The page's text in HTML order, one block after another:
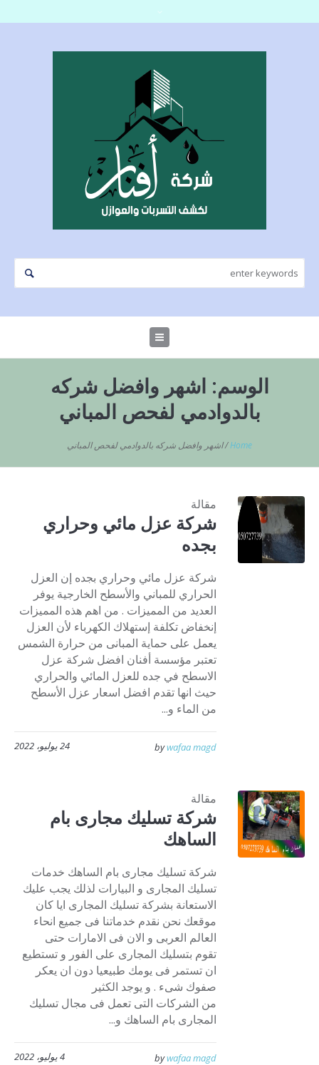
الوسم: اشهر وافضل شركه
بالدوادمي لفحص المباني
Home
/اشهر وافضل شركه بالدوادمي لفحص المباني
مقالة
شركة عزل مائي وحراري
بجده
شركة عزل مائي وحراري بجده إن العزل
الحراري للمباني والأسطح الخارجية يوفر
العديد من المميزات . من اهم هذه المميزات
إنخفاض تكلفة إستهلاك الكهرباء لأن العزل
يعمل على حماية المبانى من حرارة الشمس
تعتبر مؤسسة أفنان افضل شركة عزل
الاسطح في جده للعزل المائي والحراري
حيث انها تقدم افضل اسعار عزل الأسطح
من الماء و...
24 يوليو، 2022 bywafaa magd
مقالة
شركة تسليك مجارى بام
الساهك
شركة تسليك مجارى بام الساهك خدمات
تسليك المجارى و البيارات لذلك يجب عليك
الاستعانة بشركة تسليك المجارى ايا كان
موقعك نحن نقدم خدماتنا فى جميع انحاء
العالم العربى و الان فى الامارات حتى
تقوم بتسليك المجارى على الفور و تستطيع
ان تستمر فى يومك طبيعيا دون ان يعكر
صفوك شىء . و يوجد الكثير
من الشركات التى تعمل فى مجال تسليك
المجارى بام الساهك و...
4 يوليو، 2022 bywafaa magd